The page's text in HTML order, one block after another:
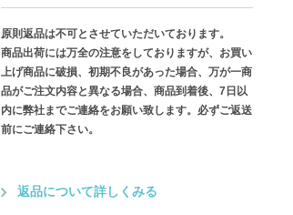
原則返品は不可とさせていただいております。
商品出荷には万全の注意をしておりますが、お買い
上げ商品に破損、初期不良があった場合、万が一商
品がご注文内容と異なる場合、商品到着後、7日以
内に弊社までご連絡をお願い致します。必ずご返送
前にご連絡下さい。
返品について詳しくみる